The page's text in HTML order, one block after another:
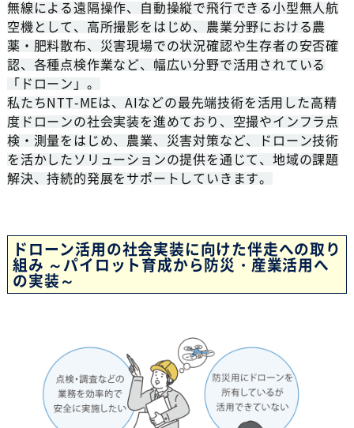
無線による遠隔操作、自動操縦で飛行できる小型無人航
空機として、高所撮影をはじめ、農業分野における農
薬・肥料散布、災害現場での状況確認や生存者の安否確
認、各種点検作業など、幅広い分野で活用されている
「ドローン」。
私たちNTT-MEは、AIなどの最先端技術を活用した高精
度ドローンの社会実装を進めており、空撮やインフラ点
検・測量をはじめ、農業、災害対策など、ドローン技術
を活かしたソリューションの提供を通じて、地域の課題
解決、持続的発展をサポートしていきます。
ドローン活用の社会実装に向けた伴走への取り
組み ～パイロット育成から防災・産業活用へ
の実装～